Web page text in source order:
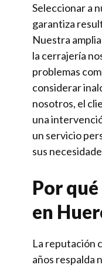
Seleccionar a
garantiza
Nuestra
la cerrajería
problemas
considerar
nosotros, el
una
un servicio
sus
Por
en
La reputación
años respalda